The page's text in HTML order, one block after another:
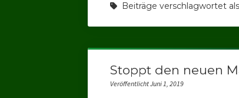
Beiträge verschlagwortet
Stoppt den neuen
Veröffentlicht Juni 1, 2019